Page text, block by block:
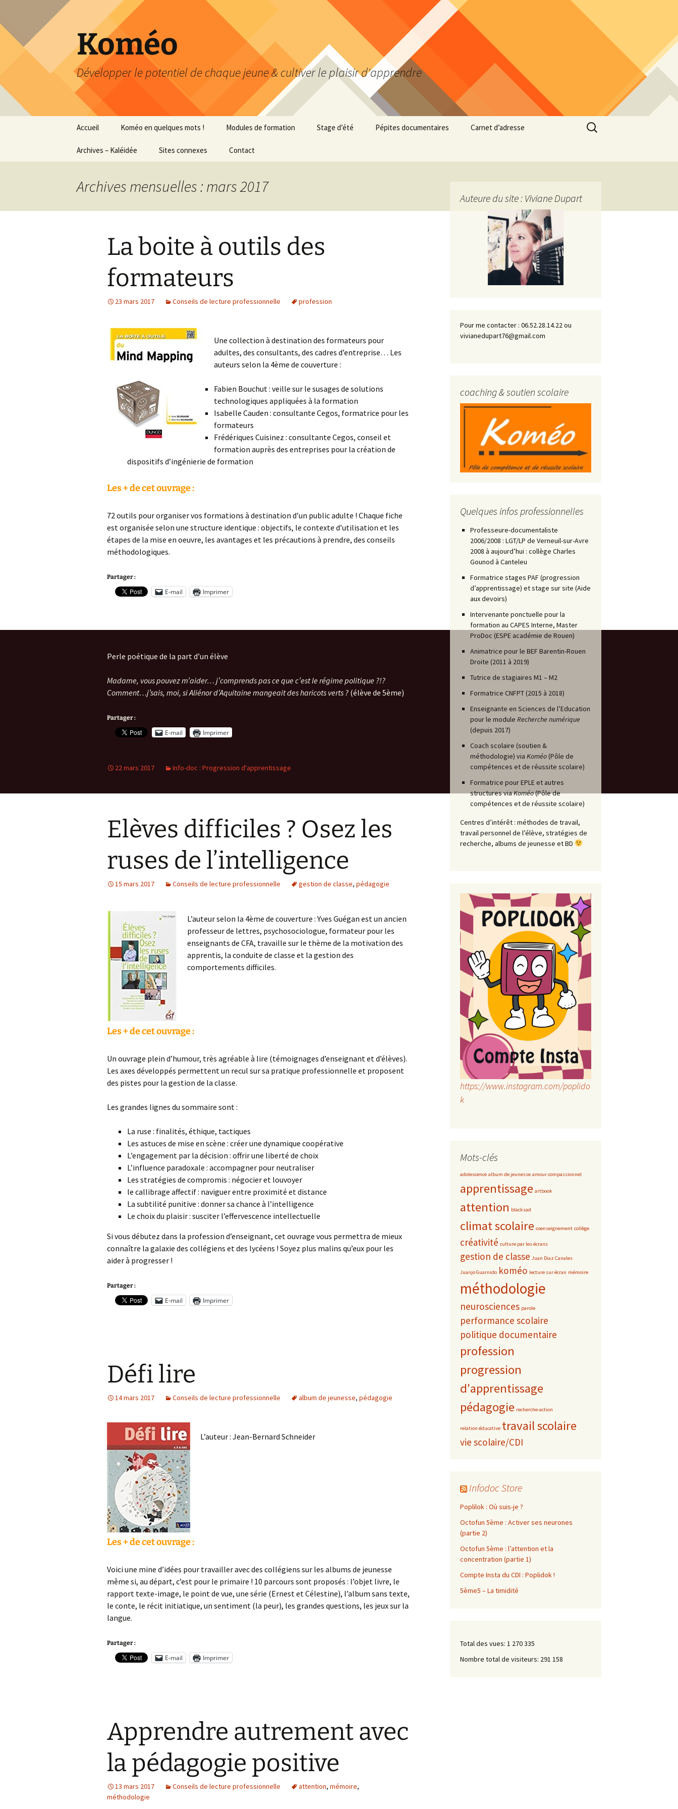
contenu
Koméo
Développer le potentiel de chaque jeune & cultiver le plaisir d'apprendre
Accueil Koméo en quelques mots !
Portrait express
Modules de formation
Infos pratiques
Progrès au top !
Bien-être au top !
Stage d’été Pépites documentaires
800 Littérature
Carnet d’adresse
Archives – Kaléidée
de l’attention secondaire
Conseils de lecture
Info-doc : Progression
d’apprentissage
Méthodologie
d’élève
Formations Master 1
Info / données
Info / connaissances
Sites connexes Contact
Rechercher :
Archives mensuelles : mars 2017
La boite à outils des
formateurs
23 mars 2017 Conseils de lecture professionnelle profession
Une collection à destination des formateurs pour
adultes, des consultants, des cadres d’entreprise… Les
auteurs selon la 4ème de couverture :
Fabien Bouchut : veille sur le susages de solutions
technologiques appliquées à la formation
Isabelle Cauden : consultante Cegos, formatrice pour les
formateurs
Frédériques Cuisinez : consultante Cegos, conseil et
formation auprès des entreprises pour la création de
dispositifs d’ingénierie de formation
Les + de cet ouvrage :
72 outils pour organiser vos formations à destination d’un public adulte ! Chaque fiche
est organisée selon une structure identique : objectifs, le contexte d’utilisation et les
étapes de la mise en oeuvre, les avantages et les précautions à prendre, des conseils
méthodologiques.
Partager :
E-mail Imprimer
Perle poétique de la part d’un élève
Madame, vous pouvez m’aider… j’comprends pas ce que c’est le régime politique ?!?
Comment…j’sais, moi, si Aliénor d’Aquitaine mangeait des haricots verts ? (élève de 5ème)
Partager :
E-mail Imprimer
22 mars 2017 Info-doc : Progression d'apprentissage
Elèves difficiles ? Osez les
ruses de l’intelligence
15 mars 2017 Conseils de lecture professionnelle gestion de classe, pédagogie
L’auteur selon la 4ème de couverture : Yves Guégan est un ancien
professeur de lettres, psychosociologue, formateur pour les
enseignants de CFA, travaille sur le thème de la motivation des
apprentis, la conduite de classe et la gestion des
comportements difficiles.
Les + de cet ouvrage :
Un ouvrage plein d’humour, très agréable à lire (témoignages d’enseignant et d’élèves).
Les axes développés permettent un recul sur sa pratique professionnelle et proposent
des pistes pour la gestion de la classe.
Les grandes lignes du sommaire sont :
La ruse : finalités, éthique, tactiques
Les astuces de mise en scène : créer une dynamique coopérative
L’engagement par la décision : offrir une liberté de choix
L’influence paradoxale : accompagner pour neutraliser
Les stratégies de compromis : négocier et louvoyer
le callibrage affectif : naviguer entre proximité et distance
La subtilité punitive : donner sa chance à l’intelligence
Le choix du plaisir : susciter l’effervescence intellectuelle
Si vous débutez dans la profession d’enseignant, cet ouvrage vous permettra de mieux
connaître la galaxie des collégiens et des lycéens ! Soyez plus malins qu’eux pour les
aider à progresser !
Partager :
E-mail Imprimer
Défi lire
14 mars 2017 Conseils de lecture professionnelle album de jeunesse, pédagogie
L’auteur : Jean-Bernard Schneider
Les + de cet ouvrage :
Voici une mine d’idées pour travailler avec des collégiens sur les albums de jeunesse
même si, au départ, c’est pour le primaire ! 10 parcours sont proposés : l’objet livre, le
rapport texte-image, le point de vue, une série (Ernest et Célestine), l’album sans texte,
le conte, le récit initiatique, un sentiment (la peur), les grandes questions, les jeux sur la
langue.
Partager :
E-mail Imprimer
Apprendre autrement avec
la pédagogie positive
13 mars 2017 Conseils de lecture professionnelle attention, mémoire,
méthodologie
Auteure du site : Viviane Dupart
Pour me contacter : 06.52.28.14.22 ou
vivianedupart76@gmail.com
coaching & soutien scolaire
Quelques infos professionnelles
Professeure-documentaliste
2006/2008 : LGT/LP de Verneuil-sur-Avre
2008 à aujourd’hui : collège Charles
Gounod à Canteleu
Formatrice stages PAF (progression
d’apprentissage) et stage sur site (Aide
aux devoirs)
Intervenante ponctuelle pour la
formation au CAPES Interne, Master
ProDoc (ESPE académie de Rouen)
Animatrice pour le BEF Barentin-Rouen
Droite (2011 à 2019)
Tutrice de stagiaires M1 – M2
Formatrice CNFPT (2015 à 2018)
Enseignante en Sciences de l’Education
pour le module Recherche numérique
(depuis 2017)
Coach scolaire (soutien &
méthodologie) via Koméo(Pôle de
compétences et de réussite scolaire)
Formatrice pour EPLE et autres
structures viaKoméo(Pôle de
compétences et de réussite scolaire)
Centres d’intérêt : méthodes de travail,
travail personnel de l’élève, stratégies de
recherche, albums de jeunesse et BD
https://www.instagram.com/poplido
k
Mots-clés
adolescence album de jeunesse amour compassionnel
apprentissage artbook
attention blacksad
climat scolaire coenseignement collège
créativité culture par les écrans
gestion de classe Juan Diaz Canales
Juanjo Guarnido koméo lecture sur écran mémoire
méthodologie
neurosciences parole
performance scolaire
politique documentaire
profession
progression
d'apprentissage
pédagogie recherche-action
relation éducative travail scolaire
vie scolaire/CDI
Infodoc Store
Poplilok : Où suis-je ?
Octofun 5ème : Activer ses neurones
(partie 2)
Octofun 5ème : l’attention et la
concentration (partie 1)
Compte Insta du CDI : Poplidok !
5ème5 – La timidité
Total des vues: 1 270 335
Nombre total de visiteurs: 291 158